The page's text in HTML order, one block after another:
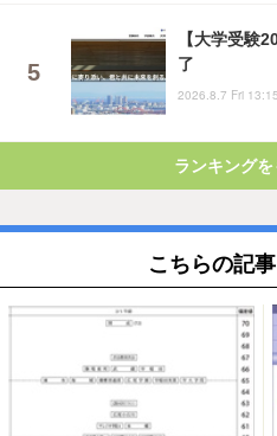
【大学受験
了
2026.8.7 Fri 13:15
ランキング
こちらの記